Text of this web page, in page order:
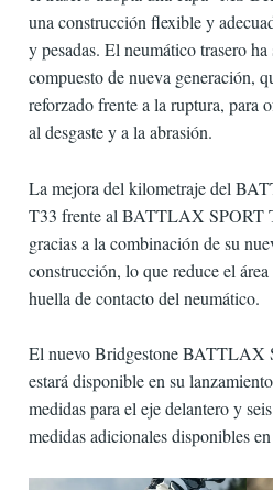
una construcción flexible y
y pesadas. El neumático trasero
compuesto de nueva generación,
reforzado frente a la ruptura, para
al desgaste y a la abrasión.
La mejora del kilometraje del
T33 frente al BATTLAX SPORT
gracias a la combinación de su
construcción, lo que reduce el
huella de contacto del neumático.
El nuevo Bridgestone
estará disponible en su
medidas para el eje delantero y
medidas adicionales disponibles